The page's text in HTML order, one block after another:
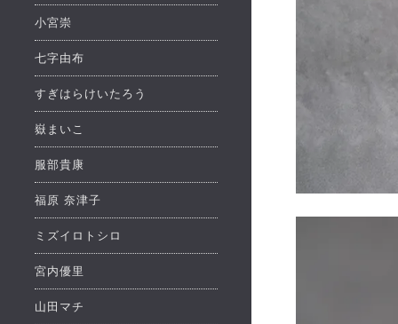
小宮崇
七字由布
すぎはらけいたろう
嶽まいこ
服部貴康
福原 奈津子
ミズイロトシロ
宮内優里
山田マチ